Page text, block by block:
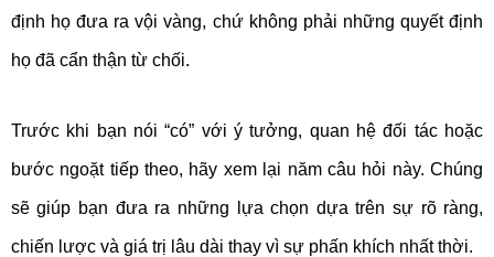
định họ đưa ra vội vàng, chứ không phải những quyết định
họ đã cẩn thận từ chối.
Trước khi bạn nói “có” với ý tưởng, quan hệ đối tác hoặc
bước ngoặt tiếp theo, hãy xem lại năm câu hỏi này. Chúng
sẽ giúp bạn đưa ra những lựa chọn dựa trên sự rõ ràng,
chiến lược và giá trị lâu dài thay vì sự phấn khích nhất thời.